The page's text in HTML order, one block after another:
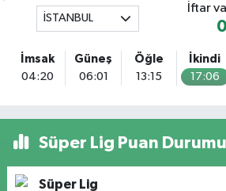
Tersane İstanbul Eczanesi
Camiikebir Mahallesi Taşkızak Tersanesi
içerisi ama yol üzerinde
Nuh Eczanesi
Fetih Mahallesi Hicazkar (Örnek Mah) Sokak
İSTANBUL
İftar
İmsak
04:20
Güneş
06:01
Öğle
13:15
İkindi
17:06
Süper Lig Puan Durumu
Süper Lig